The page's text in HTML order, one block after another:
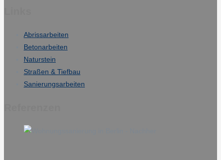
Abrissarbeiten
Betonarbeiten
Naturstein
Straßen & Tiefbau
Sanierungsarbeiten